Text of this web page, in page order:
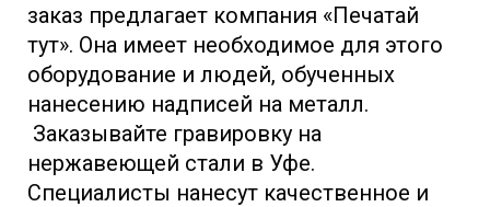
заказ предлагает компания «Печатай
тут». Она имеет необходимое для этого
оборудование и людей, обученных
нанесению надписей на металл.
Заказывайте гравировку на
нержавеющей стали в Уфе.
Специалисты нанесут качественное и